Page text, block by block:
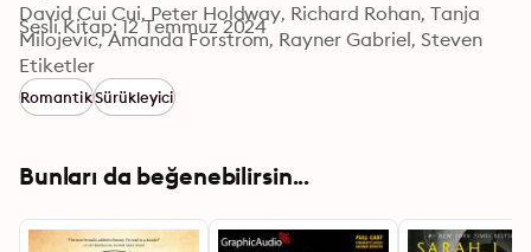
David Cui Cui, Peter Holdway, Richard Rohan, Tanja
Milojevic, Amanda Forstrom, Rayner Gabriel, Steven
Carpenter, Crystal Lee, Holly Adams, Christopher
Williams, Colleen Delany, Matthew Schleigh, James J.
Johnson, Karen Novack, Cody Roberts, Deepa Samuel,
Stewart, Matthew Basett, Sarah Ruth Dawson, Eric
Messner, Ken Jackson, Shanta Parasuraman, Matthew
Christopher Graybill, Earl Fisher, Mike Carnes and Rob
Sesli Kitap: 12 Temmuz 2024
Etiketler
RomantikSürükleyici
Bunları da beğenebilirsin...